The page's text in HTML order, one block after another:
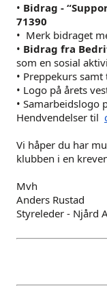
• Bidrag -
71390
• Merk bidraget
• Bidrag fra
som en sosial
• Preppekurs
• Logo på årets
• Samarbeidslogo
Hendvendelser til
Vi håper du har
klubben i en
Mvh
Anders Rustad
Styreleder - Njård